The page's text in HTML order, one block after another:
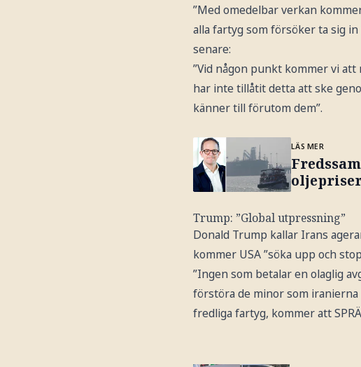
”Med omedelbar verkan
alla fartyg som försöker ta sig
senare:
”Vid någon punkt kommer vi att
har inte tillåtit detta att ske
känner till förutom dem”.
LÄS MER
Trump: ”Global utpressning”
Donald Trump kallar Irans
kommer USA ”söka upp och
”Ingen som betalar en olaglig
förstöra de minor som
fredliga fartyg, kommer att